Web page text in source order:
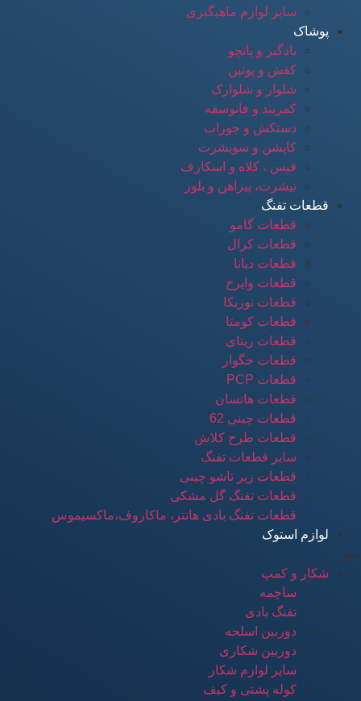
سایر لوازم ماهیگیری
پوشاک
بادگیر و پانچو
کفش و پوتین
شلوار و شلوارک
کمربند و فانوسقه
دستکش و جوراب
کاپشن و سویشرت
فیس ، کلاه و اسکارف
تیشرت، پیراهن و بلوز
قطعات تفنگ
قطعات گامو
قطعات کرال
قطعات دیانا
قطعات وایرخ
قطعات نوریکا
قطعات کومتا
قطعات ریتای
قطعات جگوار
قطعات PCP
قطعات هاتسان
قطعات چینی 62
قطعات طرح کلاش
سایر قطعات تفنگ
قطعات زیر تاشو چینی
قطعات تفنگ گل مشکی
قطعات تفنگ بادی هانتر، ماکاروف،ماکسیموس
لوازم استوک
منو
شکار و کمپ
ساچمه
تفنگ بادی
دوربین اسلحه
دوربین شکاری
سایر لوازم شکار
کوله پشتی و کیف